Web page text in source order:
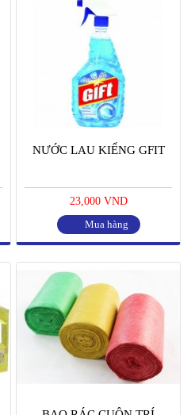
NƯỚC LAU KIẾNG GFIT
23,000 VND
Mua hàng